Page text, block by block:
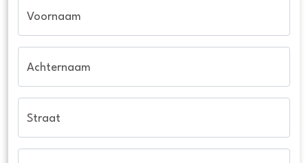
Voornaam
Achternaam
Straat